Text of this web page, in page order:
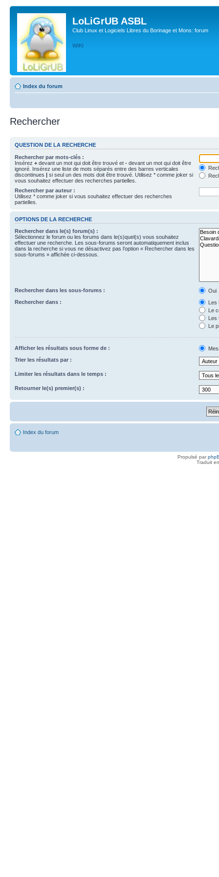
LoLiGrUB ASBL
Club Linux et Logiciels Libres du Borinage et Mons: forum
WIKI
Index du forum
Rechercher
QUESTION DE LA RECHERCHE
Rechercher par mots-clés :
Insérez + devant un mot qui doit être trouvé et - devant un mot qui doit être
ignoré. Insérez une liste de mots séparés entre des barres verticales
discontinues | si seul un des mots doit être trouvé. Utilisez * comme joker si
vous souhaitez effectuer des recherches partielles.
Rechercher par auteur :
Utilisez * comme joker si vous souhaitez effectuer des recherches
partielles.
OPTIONS DE LA RECHERCHE
Rechercher dans le(s) forum(s) :
Sélectionnez le forum ou les forums dans le(s)quel(s) vous souhaitez
effectuer une recherche. Les sous-forums seront automatiquement inclus
dans la recherche si vous ne désactivez pas l’option « Rechercher dans les
sous-forums » affichée ci-dessous.
Rechercher dans les sous-forums :
Oui
Rechercher dans :
Les
Le
Les
Le
Afficher les résultats sous forme de :
Trier les résultats par :
Limiter les résultats dans le temps :
Retourner le(s) premier(s) :
Index du forum
Propulsé par
Traduit